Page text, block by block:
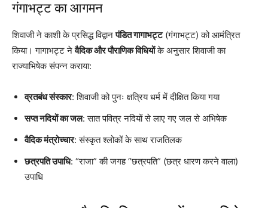
गंगाभट्ट का आगमन
शिवाजी ने काशी के प्रसिद्ध विद्वानपंडित गागाभट्ट(गंगाभट्ट) को आमंत्रित
किया। गागाभट्ट नेवैदिक और पौराणिक विधियोंके अनुसार शिवाजी का
राज्याभिषेक संपन्न कराया:
व्रतबंध संस्कार: शिवाजी को पुनः क्षत्रिय धर्म में दीक्षित किया गया
सप्त नदियों का जल: सात पवित्र नदियों से लाए गए जल से अभिषेक
वैदिक मंत्रोच्चार: संस्कृत श्लोकों के साथ राजतिलक
छत्रपति उपाधि: “राजा” की जगह “छत्रपति” (छत्र धारण करने वाला)
उपाधि